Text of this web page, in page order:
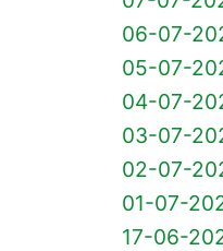
06-07-
05-07-
04-07-
03-07-
02-07-
01-07-
17-06-